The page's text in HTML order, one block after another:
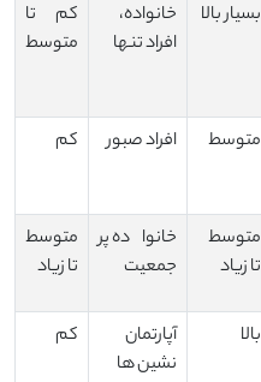
بسیار بالا
خانواده،
افراد تنها
کم تا
متوسط
متوسط افراد صبور کم
متوسط
تا زیاد
خانواده پر
جمعیت
متوسط
تا زیاد
بالا
آپارتمان
نشین ها
کم